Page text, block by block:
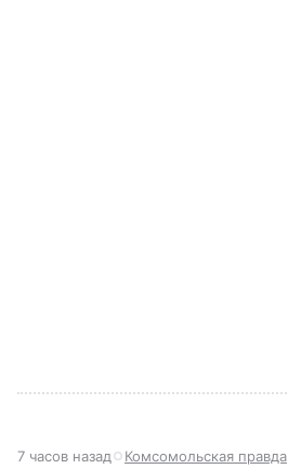
7 часов назад Комсомольская правда